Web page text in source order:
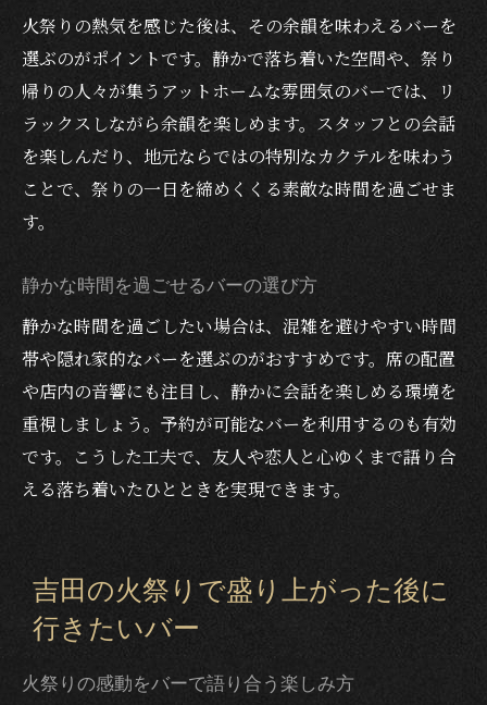
富士河口湖町ならではのカクテルバーの魅
力
夕涼みデートに最適な富士河口湖町のバー
夕涼みしながらカクテルを楽しめるバー
デートを彩る雰囲気重視のバーの特徴
富士山の夜景が楽しめるバーの選び方
特別なデートにぴったりのバー体験
富士河口湖町で特別な夜を過ごすバーガイド
思い出に残るバーで夏夜を締めくくる方法
恋人や友達と語り合えるバーの魅力
火祭りの余韻を楽しむ大人のバー選び
特別な夜を彩るバー選びのポイント
火祭りの熱気を感じた後は、その余韻を味わえるバーを
選ぶのがポイントです。静かで落ち着いた空間や、祭り
帰りの人々が集うアットホームな雰囲気のバーでは、リ
ラックスしながら余韻を楽しめます。スタッフとの会話
を楽しんだり、地元ならではの特別なカクテルを味わう
ことで、祭りの一日を締めくくる素敵な時間を過ごせま
す。
静かな時間を過ごせるバーの選び方
静かな時間を過ごしたい場合は、混雑を避けやすい時間
帯や隠れ家的なバーを選ぶのがおすすめです。席の配置
や店内の音響にも注目し、静かに会話を楽しめる環境を
重視しましょう。予約が可能なバーを利用するのも有効
です。こうした工夫で、友人や恋人と心ゆくまで語り合
える落ち着いたひとときを実現できます。
吉田の火祭りで盛り上がった後に
行きたいバー
火祭りの感動をバーで語り合う楽しみ方